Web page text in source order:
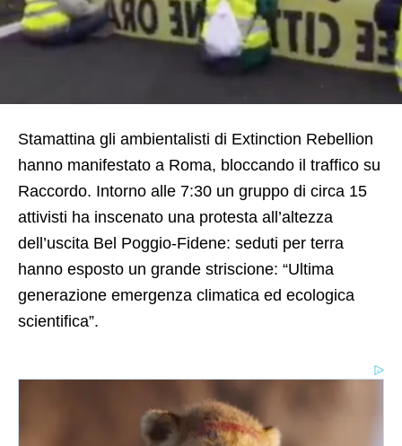
Stamattina gli ambientalisti di Extinction Rebellion
hanno manifestato a Roma, bloccando il traffico su
Raccordo. Intorno alle 7:30 un gruppo di circa 15
attivisti ha inscenato una protesta all’altezza
dell’uscita Bel Poggio-Fidene: seduti per terra
hanno esposto un grande striscione: “Ultima
generazione emergenza climatica ed ecologica
scientifica”.